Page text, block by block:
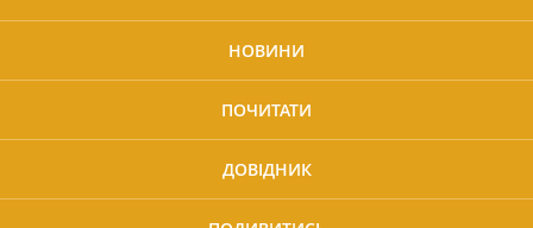
НОВИНИ
ПОЧИТАТИ
ДОВІДНИК